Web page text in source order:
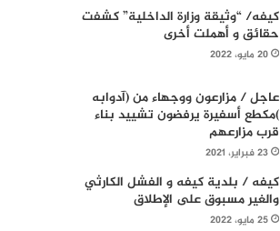
كيفه/ “وثيقة وزارة الداخلية” كشفت
حقائق و أهملت أخرى
20 مايو، 2022
عاجل / مزارعون ووجهاء من (آدوابه
)مكطع أسفيرة يرفضون تشييد بناء
قرب مزارعهم
23 فبراير، 2021
كيفه / بلدية كيفه و الفشل الكارثي
والغير مسبوق على الإطلاق
25 مايو، 2022